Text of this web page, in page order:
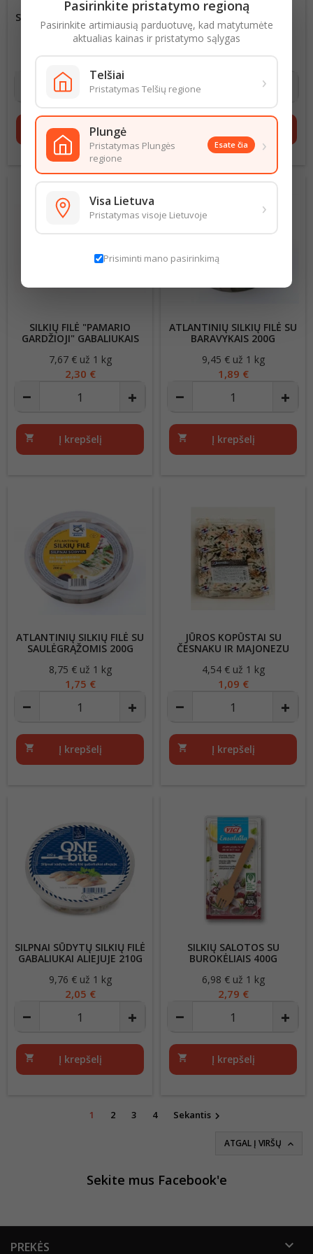
SILPNAI SŪDYTA SILKIŲ FILE
ALIEJUJE 500G
Į krepšelį
JŪROS KOPŪSTAI SU
ALIEJUMI 240G
4,79 € už 1 kg
SILKIŲ FILĖ "PAMARIO
GARDŽIOJI" GABALIUKAIS
Kaina
7,67 € už 1 kg
2,30 €
shopping_cart Į krepšelį
ATLANTINIŲ SILKIŲ FILĖ SU
BARAVYKAIS 200G
Kaina
9,45 € už 1 kg
1,89 €
shopping_cart Į krepšelį
ATLANTINIŲ SILKIŲ FILĖ SU
SAULĖGRĄŽOMIS 200G
Kaina
8,75 € už 1 kg
1,75 €
shopping_cart Į krepšelį
JŪROS KOPŪSTAI SU
ČESNAKU IR MAJONEZU
Kaina
4,54 € už 1 kg
1,09 €
shopping_cart Į krepšelį
SILPNAI SŪDYTŲ SILKIŲ FILĖ
GABALIUKAI ALIEJUJE 210G
Kaina
9,76 € už 1 kg
2,05 €
shopping_cart Į krepšelį
SILKIŲ SALOTOS SU
BUROKĖLIAIS 400G
Kaina
6,98 € už 1 kg
2,79 €
shopping_cart Į krepšelį
1 2 3 4 Sekantis 
ATGAL Į VIRŠŲ 
Sekite mus Facebook'e
PREKĖS 
Pasirinkite pristatymo regioną
Pasirinkite artimiausią parduotuvę, kad matytumėte
aktualias kainas ir pristatymo sąlygas
Telšiai
Pristatymas Telšių regione ›
Plungė
Pristatymas Plungės
regione
Esate čia ›
Visa Lietuva
Pristatymas visoje Lietuvoje ›
Prisiminti mano pasirinkimą